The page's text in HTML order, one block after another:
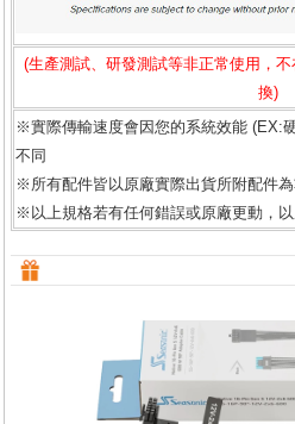
(生產測試、研發測試等非正常使用，
換)
※實際傳輸速度會因您的系統效能 (EX:
不同
※所有配件皆以原廠實際出貨所附配件
※以上規格若有任何錯誤或原廠更動，